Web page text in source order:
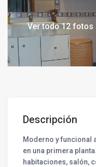
Ver todo 12 fotos
Descripción
Moderno y funcional
en una primera
habitaciones, salón,